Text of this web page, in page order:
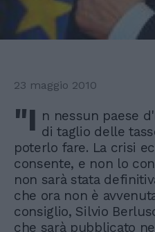
23 maggio 2010
"I n nessun paese
di taglio delle
poterlo fare. La crisi
consente, e non lo
non sarà stata
che ora non è
consiglio, Silvio
che sarà pubblicato